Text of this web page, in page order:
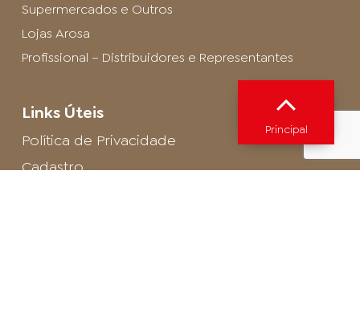
Supermercados e Outros
Lojas Arosa
Profissional – Distribuidores e Representantes
Links Úteis
Política de Privacidade
Cadastro
Principal